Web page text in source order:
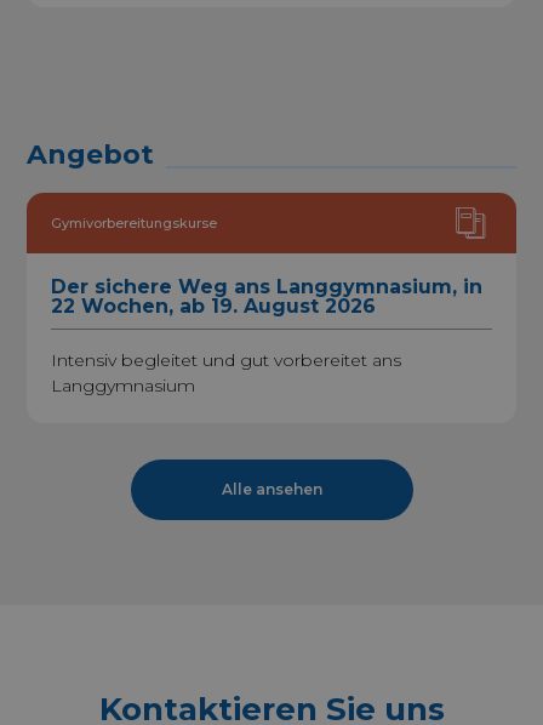
Angebot
Gymivorbereitungskurse
Der sichere Weg ans Langgymnasium, in
22 Wochen, ab 19. August 2026
Intensiv begleitet und gut vorbereitet ans
Langgymnasium
Alle ansehen
Kontaktieren Sie uns